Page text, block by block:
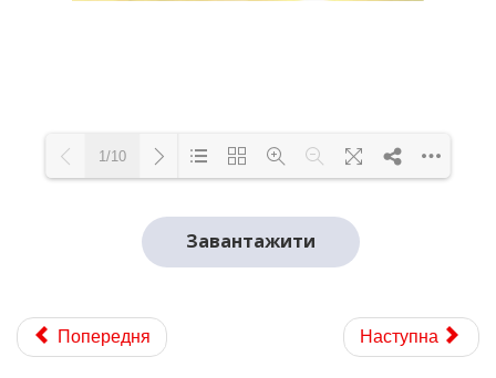
1/10
Завантажити
Попередня Наступна